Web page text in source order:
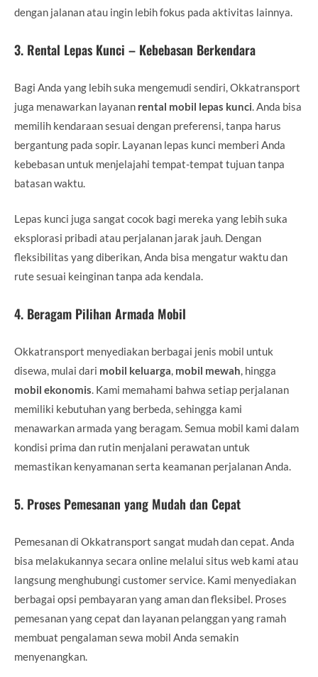
dengan jalanan atau ingin lebih fokus pada aktivitas lainnya.
3. Rental Lepas Kunci – Kebebasan Berkendara
Bagi Anda yang lebih suka mengemudi sendiri, Okkatransport
juga menawarkan layanan rental mobil lepas kunci. Anda bisa
memilih kendaraan sesuai dengan preferensi, tanpa harus
bergantung pada sopir. Layanan lepas kunci memberi Anda
kebebasan untuk menjelajahi tempat-tempat tujuan tanpa
batasan waktu.
Lepas kunci juga sangat cocok bagi mereka yang lebih suka
eksplorasi pribadi atau perjalanan jarak jauh. Dengan
fleksibilitas yang diberikan, Anda bisa mengatur waktu dan
rute sesuai keinginan tanpa ada kendala.
4. Beragam Pilihan Armada Mobil
Okkatransport menyediakan berbagai jenis mobil untuk
disewa, mulai dari mobil keluarga mobil mewah , hingga
mobil ekonomis . Kami memahami bahwa setiap perjalanan
memiliki kebutuhan yang berbeda, sehingga kami
menawarkan armada yang beragam. Semua mobil kami dalam
kondisi prima dan rutin menjalani perawatan untuk
memastikan kenyamanan serta keamanan perjalanan Anda.
5. Proses Pemesanan yang Mudah dan Cepat
Pemesanan di Okkatransport sangat mudah dan cepat. Anda
bisa melakukannya secara online melalui situs web kami atau
langsung menghubungi customer service. Kami menyediakan
berbagai opsi pembayaran yang aman dan fleksibel. Proses
pemesanan yang cepat dan layanan pelanggan yang ramah
membuat pengalaman sewa mobil Anda semakin
menyenangkan.